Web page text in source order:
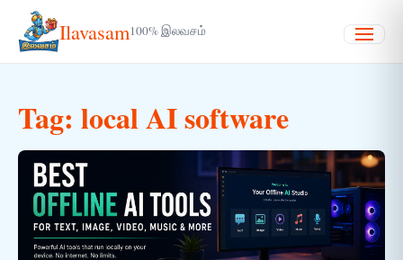
Ilavasam100% இலவசம்
Menu
Tag: local AI software